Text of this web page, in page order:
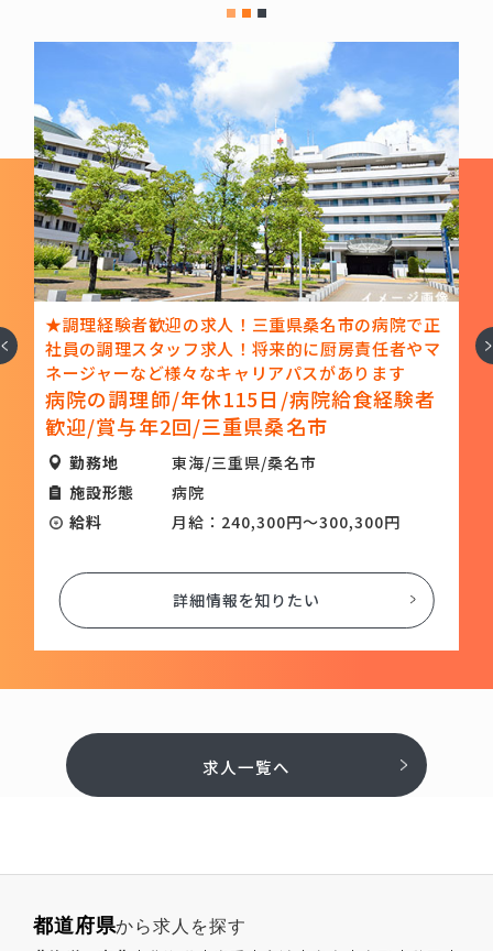
桑名市の病院で正
的に厨房責任者やマ
パスがあります
病院給食経験者
名市
～300,300円
★本格的な和食調理を提供します！
人としてスキルアップができます！
ホテルの調理師・調理スタッ
名市/和食/正社員
勤務地
施設形態
詳細情報を知りたい
次
求人一覧へ
都道府県から求人を探す